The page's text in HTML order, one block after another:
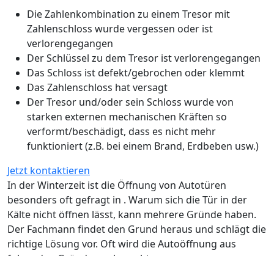
Die Zahlenkombination zu einem Tresor mit
Zahlenschloss wurde vergessen oder ist
verlorengegangen
Der Schlüssel zu dem Tresor ist verlorengegangen
Das Schloss ist defekt/gebrochen oder klemmt
Das Zahlenschloss hat versagt
Der Tresor und/oder sein Schloss wurde von
starken externen mechanischen Kräften so
verformt/beschädigt, dass es nicht mehr
funktioniert (z.B. bei einem Brand, Erdbeben usw.)
Jetzt kontaktieren
In der Winterzeit ist die Öffnung von Autotüren
besonders oft gefragt in . Warum sich die Tür in der
Kälte nicht öffnen lässt, kann mehrere Gründe haben.
Der Fachmann findet den Grund heraus und schlägt die
richtige Lösung vor. Oft wird die Autoöffnung aus